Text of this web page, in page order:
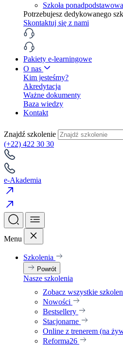
Szkoła ponadpodstawowa
Potrzebujesz dedykowanego
Skontaktuj się z nami
Pakiety e-learningowe
O nas
Kim jesteśmy?
Akredytacja
Ważne dokumenty
Baza wiedzy
Kontakt
Znajdź szkolenie
(+22) 422 30 30
e-Akademia
Menu
Szkolenia
Powrót
Nasze szkolenia
Zobacz wszystkie
Nowości
Bestsellery
Stacjonarne
Online z trenerem (na
Reforma26